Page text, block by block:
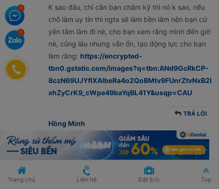
K sao đâu, chỉ cần bạn chăm kỹ thì nó k sao, nếu
chỗ làm uy tín thì ngta sẽ làm bền lắm nên bạn cứ
yên tâm làm đi nè, cho bạn xem răng mình đến giờ
nè, cũng lâu nhưng vẫn ổn, tạo động lực cho bạn
làm răng: https://encrypted-
tbn0.gstatic.com/images?q=tbn:ANd9GcRkCP-
8czN69UJYfIXAIbeRa4o2QoBMtv9FUnrZtvNxB2I
xhZyCrK9_cWpe49baYqBL41Y&usqp=CAU
Hồng Minh
TRẢ LỜI
oh,cảm ơn bạn, để mình tk xem thêm
TRẢ LỜI
E làm cái này ở bệnh viện răng hàm mặt có ổn k mọi
Trang chủ Liên hệ Đặt lịch Top